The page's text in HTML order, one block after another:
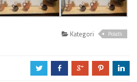
Kategori Polatlı
a b c d j